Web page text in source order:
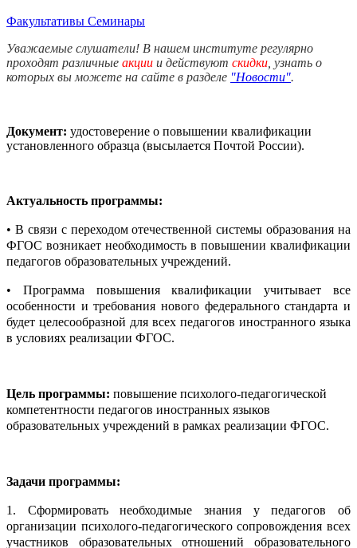
Факультативы Семинары
Уважаемые слушатели! В нашем институте регулярно
проходят различные акции и действуют скидки , узнать о
которых вы можете на сайте в разделе "Новости".
Документ: удостоверение о повышении квалификации
установленного образца (высылается Почтой России).
Актуальность программы:
• В связи с переходом отечественной системы образования на
ФГОС возникает необходимость в повышении квалификации
педагогов образовательных учреждений.
• Программа повышения квалификации учитывает все
особенности и требования нового федерального стандарта и
будет целесообразной для всех педагогов иностранного языка
в условиях реализации ФГОС.
Цель программы: повышение психолого-педагогической
компетентности педагогов иностранных языков
образовательных учреждений в рамках реализации ФГОС.
Задачи программы:
1. Сформировать необходимые знания у педагогов об
организации психолого-педагогического сопровождения всех
участников образовательных отношений образовательного